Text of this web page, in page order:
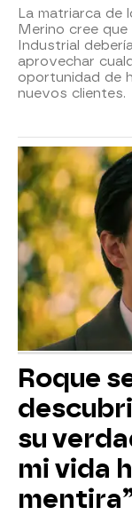
La matriarca de
Merino cree que
Industrial
aprovechar
oportunidad de
nuevos clientes.
Roque
su
mi vida